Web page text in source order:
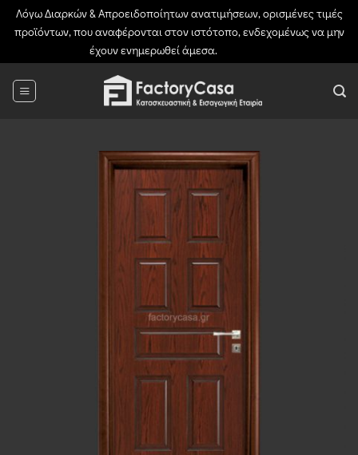
Λόγω Διαρκών & Απροειδοποίητων ανατιμήσεων, ορισμένες τιμές
προϊόντων, που αναφέρονται στον ιστότοπο, ενδεχομένως να μην
έχουν ενημερωθεί άμεσα.